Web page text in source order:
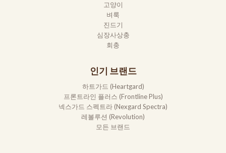
고양이
벼룩
진드기
심장사상충
회충
인기 브랜드
하트가드 (Heartgard)
프론트라인 플러스 (Frontline Plus)
넥스가드 스펙트라 (Nexgard Spectra)
레볼루션 (Revolution)
모든 브랜드